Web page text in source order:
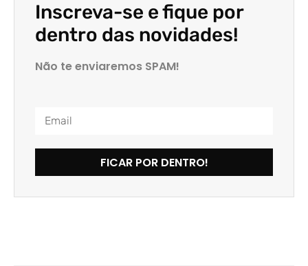
Inscreva-se e fique por
dentro das novidades!
Não te enviaremos SPAM!
FICAR POR DENTRO!